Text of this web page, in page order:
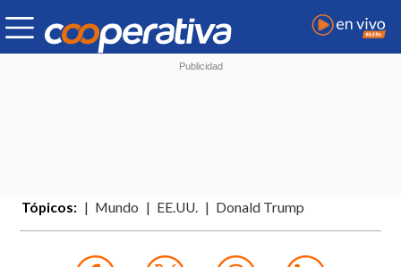
Tópicos: Mundo EE.UU. Donald Trump